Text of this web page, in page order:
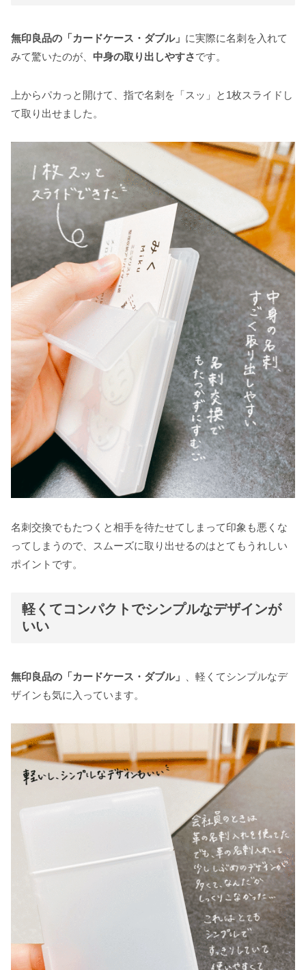
無印良品の「カードケース・ダブル」 に実際に名刺を入れて
みて驚いたのが、 中身の取り出しやすさです。
上からパカっと開けて、指で名刺を「スッ」と1枚スライドし
て取り出せました。
名刺交換でもたつくと相手を待たせてしまって印象も悪くな
ってしまうので、スムーズに取り出せるのはとてもうれしい
ポイントです。
軽くてコンパクトでシンプルなデザインが
いい
無印良品の「カードケース・ダブル」
、軽くてシンプルなデ
ザインも気に入っています。